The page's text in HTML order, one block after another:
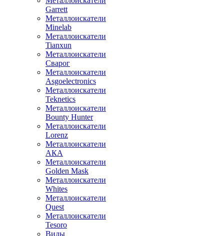
Garrett
Металлоискатели
Minelab
Металлоискатели
Tianxun
Металлоискатели
Сварог
Металлоискатели
Asgoelectronics
Металлоискатели
Teknetics
Металлоискатели
Bounty Hunter
Металлоискатели
Lorenz
Металлоискатели
АКА
Металлоискатели
Golden Mask
Металлоискатели
Whites
Металлоискатели
Quest
Металлоискатели
Tesoro
Виды